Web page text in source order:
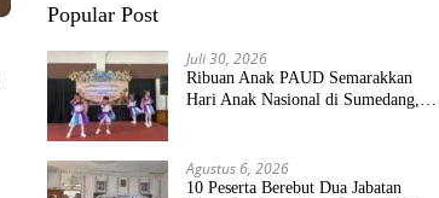
Popular Post
Juli 30, 2026
Ribuan Anak PAUD Semarakkan
Hari Anak Nasional di Sumedang,
Agustus 6, 2026
10 Peserta Berebut Dua Jabatan